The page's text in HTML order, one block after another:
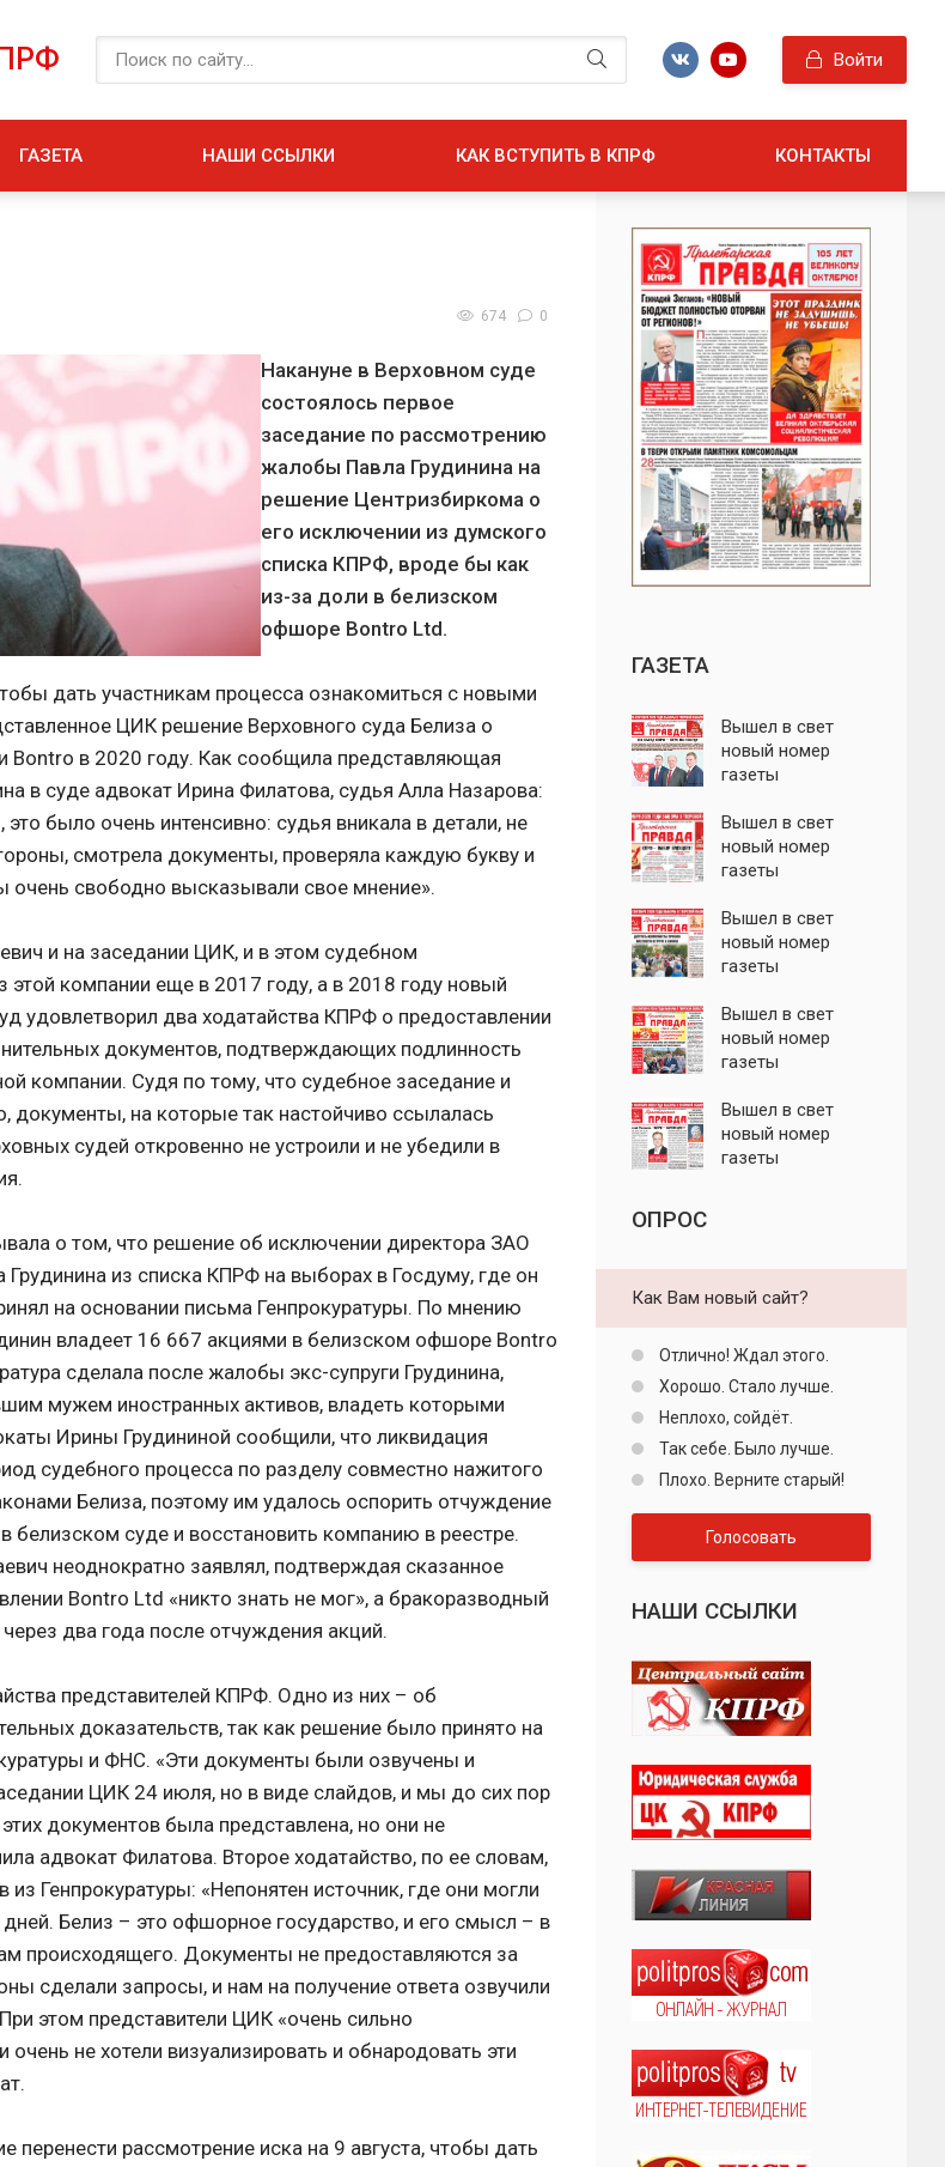
Войти
ГАЗЕТА НАШИ ССЫЛКИ КАК ВСТУПИТЬ В КПРФ КОНТАКТЫ
674 0
Накануне в Верховном суде
состоялось первое
заседание по рассмотрению
жалобы Павла Грудинина на
решение Центризбиркома о
его исключении из думского
списка КПРФ, вроде бы как
из-за доли в белизском
офшоре Bontro Ltd.
дать участникам процесса ознакомиться с новыми
ЦИК решение Верховного суда Белиза о
Bontro в 2020 году. Как сообщила представляющая
в суде адвокат Ирина Филатова, судья Алла Назарова:
было очень интенсивно: судья вникала в детали, не
смотрела документы, проверяла каждую букву и
очень свободно высказывали свое мнение».
и на заседании ЦИК, и в этом судебном
этой компании еще в 2017 году, а в 2018 году новый
удовлетворил два ходатайства КПРФ о предоставлении
документов, подтверждающих подлинность
компании. Судя по тому, что судебное заседание и
документы, на которые так настойчиво ссылалась
судей откровенно не устроили и не убедили в
о том, что решение об исключении директора ЗАО
из списка КПРФ на выборах в Госдуму, где он
на основании письма Генпрокуратуры. По мнению
владеет 16 667 акциями в белизском офшоре Bontro
сделала после жалобы экс-супруги Грудинина,
мужем иностранных активов, владеть которыми
Ирины Грудининой сообщили, что ликвидация
судебного процесса по разделу совместно нажитого
Белиза, поэтому им удалось оспорить отчуждение
суде и восстановить компанию в реестре.
неоднократно заявлял, подтверждая сказанное
Bontro Ltd «никто знать не мог», а бракоразводный
два года после отчуждения акций.
представителей КПРФ. Одно из них – об
доказательств, так как решение было принято на
и ФНС. «Эти документы были озвучены и
ЦИК 24 июля, но в виде слайдов, и мы до сих пор
документов была представлена, но они не
адвокат Филатова. Второе ходатайство, по ее словам,
Генпрокуратуры: «Непонятен источник, где они могли
Белиз – это офшорное государство, и его смысл – в
происходящего. Документы не предоставляются за
сделали запросы, и нам на получение ответа озвучили
этом представители ЦИК «очень сильно
очень не хотели визуализировать и обнародовать эти
перенести рассмотрение иска на 9 августа, чтобы дать
ГАЗЕТА
Вышел в свет
новый номер
газеты
правда"
Вышел в свет
новый номер
газеты
правда"
Вышел в свет
новый номер
газеты
правда"
Вышел в свет
новый номер
газеты
правда"
Вышел в свет
новый номер
газеты
ОПРОС
Как Вам новый сайт?
Отлично! Ждал этого.
Хорошо. Стало лучше.
Неплохо, сойдёт.
Так себе. Было лучше.
Плохо. Верните старый!
Голосовать
НАШИ ССЫЛКИ